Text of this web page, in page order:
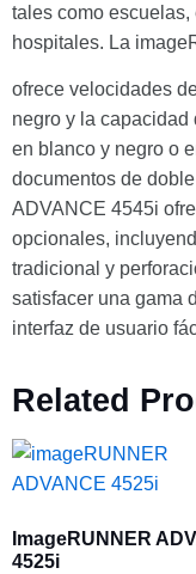
tales como
hospitales. La
ofrece velocidades
negro y la capacidad
en blanco y negro o
documentos de
ADVANCE 4545i
opcionales,
tradicional y
satisfacer una gama
interfaz de usuario
Related
ImageRUNNER
4525i